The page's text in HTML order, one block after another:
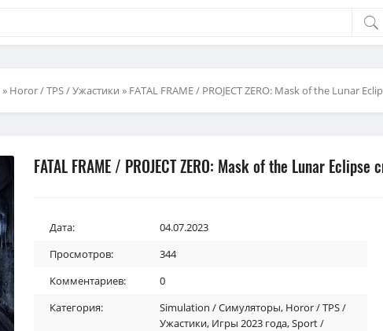
» Horor / TPS / Ужастики » FATAL FRAME / PROJECT ZERO: Mask of the Lunar
FATAL FRAME / PROJECT ZERO: Mask of the Lunar Eclipse
Дата:
04.07.2023
Просмотров:
344
Комментариев:
0
Категория:
Simulation / Симуляторы, Horor / TPS /
Ужастики, Игры 2023 года,Sport /